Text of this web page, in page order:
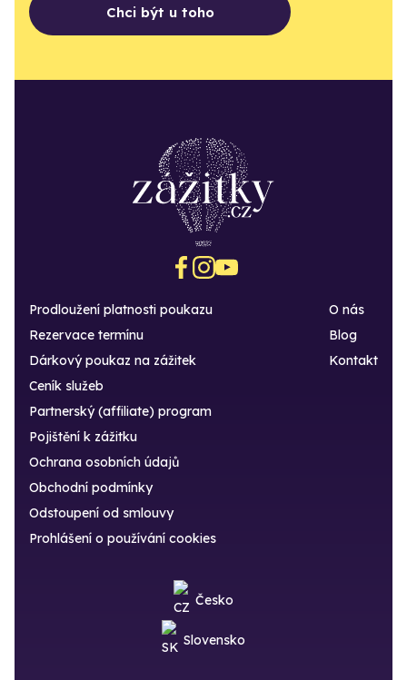
Chci být u toho
Prodloužení platnosti poukazu
Rezervace termínu
Dárkový poukaz na zážitek
O nás
Blog
Kontakt
Ceník služeb
Partnerský (affiliate) program
Pojištění k zážitku
Ochrana osobních údajů
Obchodní podmínky
Odstoupení od smlouvy
Prohlášení o používání cookies
Česko
Slovensko